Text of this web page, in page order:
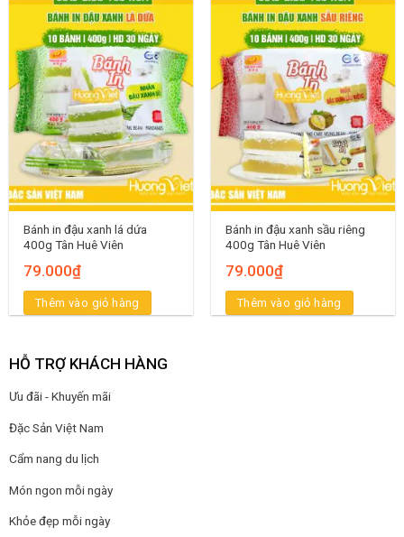
Bánh in đậu xanh lá dứa
400g Tân Huê Viên
79.000₫
Thêm vào giỏ hàng
Bánh in đậu xanh sầu riêng
400g Tân Huê Viên
79.000₫
Thêm vào giỏ hàng
HỖ TRỢ KHÁCH HÀNG
Ưu đãi - Khuyến mãi
Đặc Sản Việt Nam
Cẩm nang du lịch
Món ngon mỗi ngày
Khỏe đẹp mỗi ngày